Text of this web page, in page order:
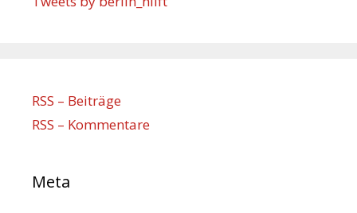
RSS – Beiträge
RSS – Kommentare
Meta